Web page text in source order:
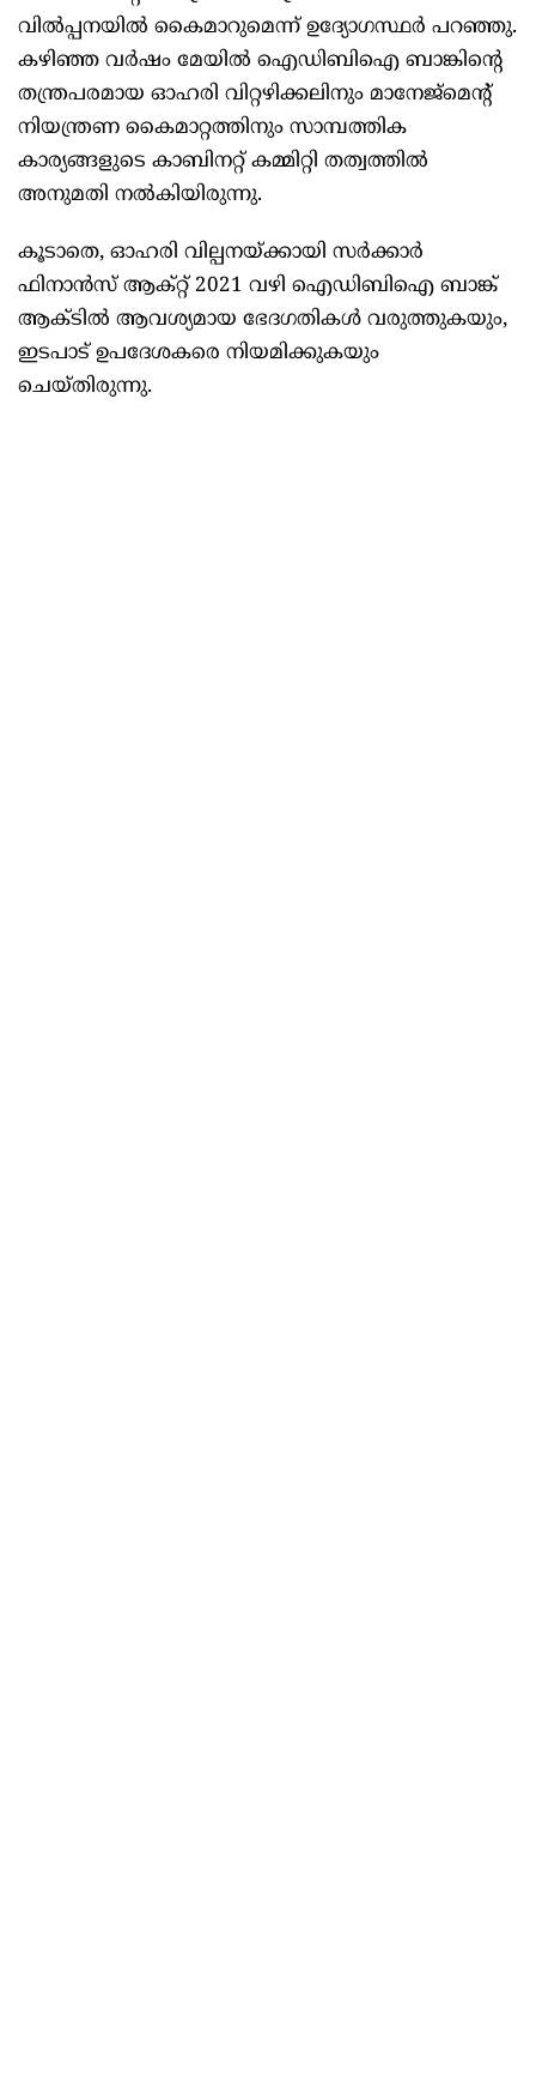
വിൽപ്പനയിൽ കൈമാറുമെന്ന് ഉദ്യോഗസ്ഥർ പറഞ്ഞു.
കഴിഞ്ഞ വർഷം മേയിൽ ഐഡിബിഐ ബാങ്കിന്റെ
തന്ത്രപരമായ ഓഹരി വിറ്റഴിക്കലിനും മാനേജ്‌മെന്റ്
നിയന്ത്രണ കൈമാറ്റത്തിനും സാമ്പത്തിക
കാര്യങ്ങളുടെ കാബിനറ്റ് കമ്മിറ്റി തത്വത്തിൽ
അനുമതി നൽകിയിരുന്നു.
കൂടാതെ, ഓഹരി വില്പനയ്ക്കായി സർക്കാർ
ഫിനാൻസ് ആക്റ്റ് 2021 വഴി ഐഡിബിഐ ബാങ്ക്
ആക്ടിൽ ആവശ്യമായ ഭേദഗതികൾ വരുത്തുകയും,
ഇടപാട് ഉപദേശകരെ നിയമിക്കുകയും
ചെയ്തിരുന്നു.